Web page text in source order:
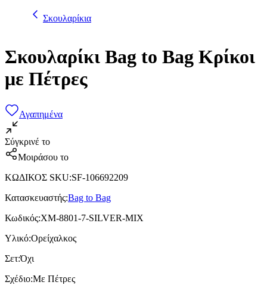
Σκουλαρίκια
Σκουλαρίκι Bag to Bag Κρίκοι
με Πέτρες
Αγαπημένα
Σύγκρινέ το
Μοιράσου το
ΚΩΔΙΚΟΣ SKU:SF-106692209
Κατασκευαστής:Bag to Bag
Κωδικός:XM-8801-7-SILVER-MIX
Υλικό:Ορείχαλκος
Σετ:Όχι
Σχέδιο:Με Πέτρες